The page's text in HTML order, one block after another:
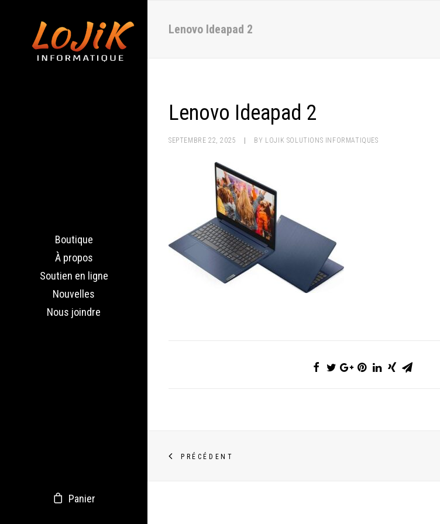
Boutique
À propos
Soutien en ligne
Nouvelles
Nous joindre
Panier
Lenovo Ideapad 2
Lenovo Ideapad 2
SEPTEMBRE 22, 2025 BY LOJIK SOLUTIONS INFORMATIQUES
PRÉCÉDENT